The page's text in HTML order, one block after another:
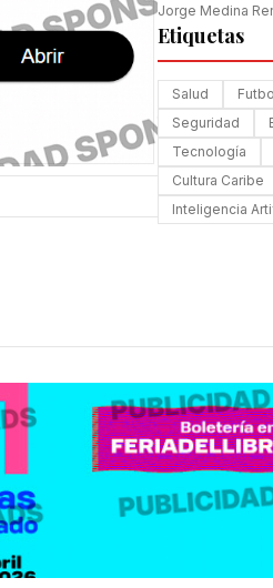
Jorge Medina
Etiquetas
Salud
Seguridad
Tecnología
Cultura Caribe
Inteligencia